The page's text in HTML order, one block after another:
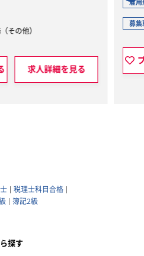
その他）
求人詳細を見る
雇用
募集
税理士科目合格
簿記2級
探す